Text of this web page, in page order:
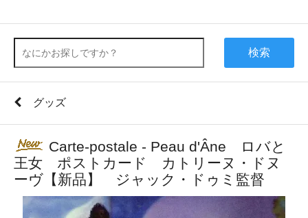
検索
グッズ
Carte-postale - Peau d'Âne ロバと
王女 ポストカード カトリーヌ・ドヌ
ーヴ【新品】 ジャック・ドゥミ監督